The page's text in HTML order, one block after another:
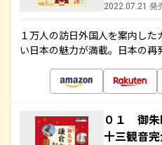
2022.07.21 発
１万人の訪日外国人を案内し
い日本の魅力が満載。日本の再
０１ 御朱
十三観音